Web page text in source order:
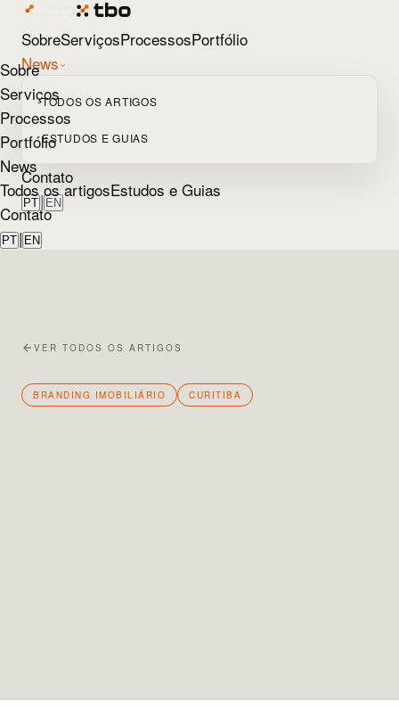
SobreServiçosProcessosPortfólio
News
TODOS OS ARTIGOS
ESTUDOS E GUIAS
Contato
PT | EN
Sobre
Serviços
Processos
Portfólio
News
Todos os artigosEstudos e Guias
Contato
PT | EN
VER TODOS OS ARTIGOS
BRANDING IMOBILIÁRIO CURITIBA